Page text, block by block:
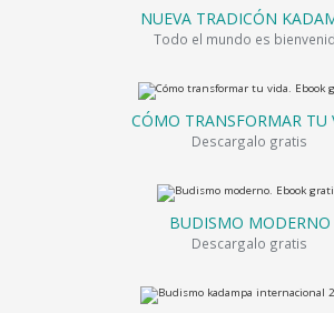
NUEVA TRADICÓN
Todo el mundo es
CÓMO TRANSFORMAR TU
Descargalo gratis
BUDISMO MODERNO
Descargalo gratis